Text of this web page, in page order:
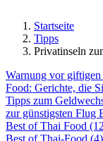
Startseite
Tipps
Privatinseln
Warnung vor
Food: Gerichte, die
Tipps zum
zur günstigsten Flug
Best of Thai Food
Best of Thai-Food